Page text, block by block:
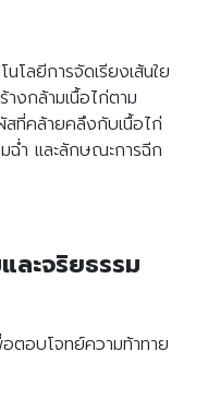
ลยีการจัดเรียงเส้นใย
งกล้ามเนื้อไก่ตาม
สที่คล้ายคลึงกับเนื้อไก่
ฉ่ำ และลักษณะการฉีก
ละจริยธรรม
ตอบโจทย์ความท้าทาย